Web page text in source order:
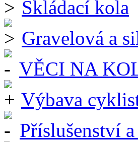
Skládací kola
Gravelová a
VĚCI NA
Výbava
Příslušenství